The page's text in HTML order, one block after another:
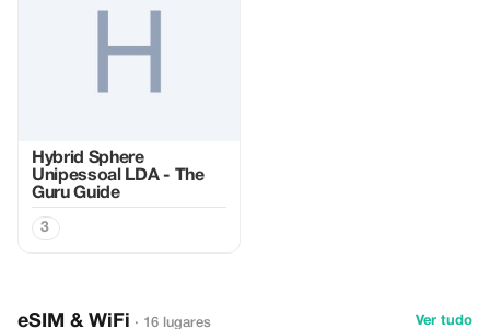
Hybrid Sphere
Unipessoal LDA - The
Guru Guide
3
eSIM & WiFi · 16 lugares Ver tudo